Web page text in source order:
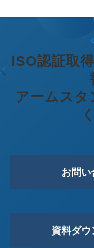
ISO認証取
アームスタ
お問い
資料ダウ